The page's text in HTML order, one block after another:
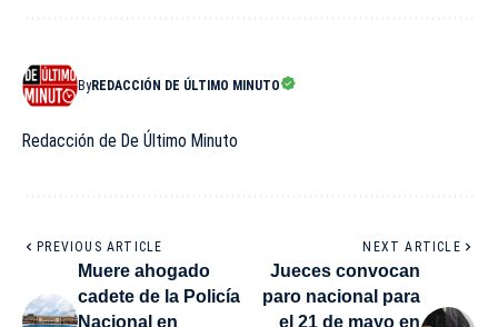
ByREDACCIÓN DE ÚLTIMO MINUTO
Redacción de De Último Minuto
PREVIOUS ARTICLE
Muere ahogado
cadete de la Policía
Nacional en
NEXT ARTICLE
Jueces convocan
paro nacional para
el 21 de mayo en